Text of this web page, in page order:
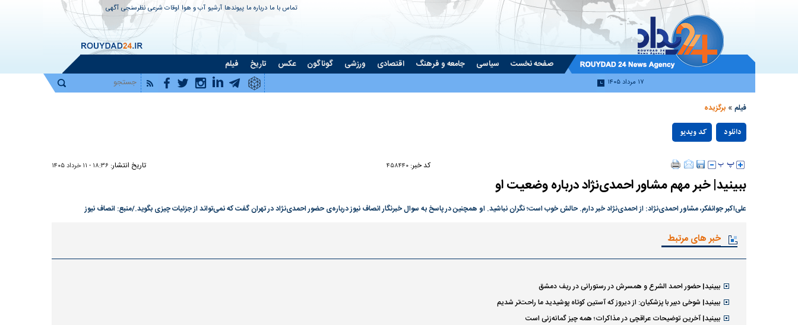
تماس با ما درباره ما پیوندها آرشیو آب و هوا اوقات شرعی نظرسنجی آگهی
صفحه نخست سیاسی جامعه و فرهنگ اقتصادی ورزشی گوناگون عکس تاریخ فیلم
۱۷ مرداد ۱۴۰۵
فیلم » برگزیده
Video
کد ویدیو دانلود
کد خبر: ۴۵۸۴۴۰ تاریخ انتشار: ۱۸:۳۶ - ۱۱ خرداد ۱۴۰۵
ببینید| خبر مهم مشاور احمدی‌نژاد درباره وضعیت او
علی‌اکبر جوانفکر، مشاور احمدی‌نژاد: از احمدی‌نژاد خبر دارم. حالش خوب است؛ نگران نباشید. او همچنین در پاسخ به سوال خبرنگار انصاف نیوز درباره‌ی حضور احمدی‌نژاد در تهران گفت که نمی‌تواند از جزئیات چیزی بگوید./منبع: انصاف نیوز
خبر های مرتبط
ببینید| حضور احمد الشرع و همسرش در رستورانی در ریف دمشق
ببینید| شوخی دبیر با پزشکیان: از دیروز که آستین کوتاه پوشیدید ما راحت‌تر شدیم
ببینید| آخرین توضیحات عراقچی در مذاکرات؛ همه چیز گمانه‌زنی است